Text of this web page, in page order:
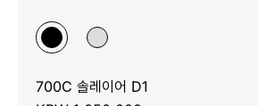
700C 솔레이어 D1